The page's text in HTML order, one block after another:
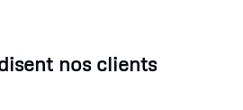
nos clients